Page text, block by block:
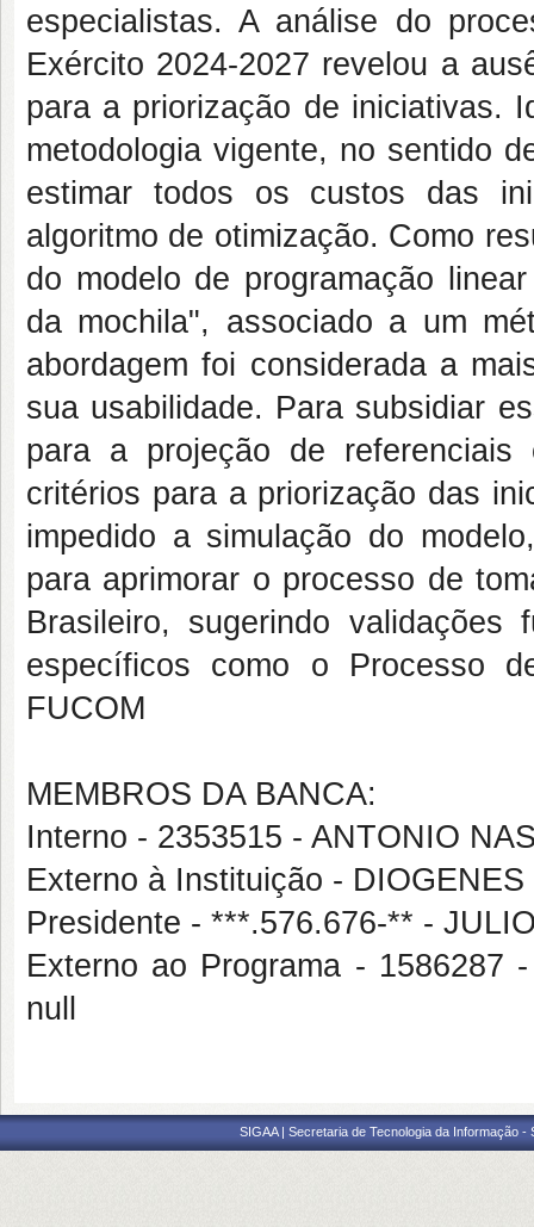
especialistas. A análise do
Exército 2024-2027 revelou a
para a priorização de iniciativas.
metodologia vigente, no sentido
estimar todos os custos das
algoritmo de otimização. Como
do modelo de programação
da mochila", associado a um
abordagem foi considerada a
sua usabilidade. Para subsidiar
para a projeção de referenciais
critérios para a priorização das
impedido a simulação do
para aprimorar o processo de
Brasileiro, sugerindo
específicos como o Processo
FUCOM
MEMBROS DA BANCA:
Interno - 2353515 - ANTONIO
Externo à Instituição -
Presidente - ***.576.676-** -
Externo ao Programa - 1586287
null
SIGAA | Secretaria de Tecnologia da Informação